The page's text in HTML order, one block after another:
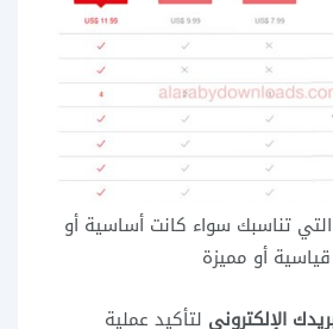
تناسبك سواء كانت أساسية أو
قياسية أو مميزة
الإلكتروني لتأكيد عملية